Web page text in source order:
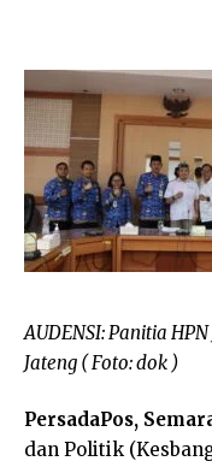
AUDENSI: Panitia
Jateng ( Foto: dok )
PersadaPos,
dan Politik